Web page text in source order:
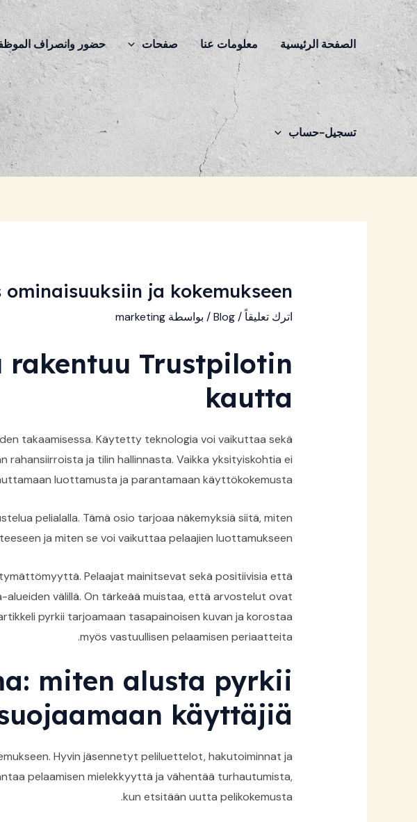
تخطي
إلى
المحتوى
الصفحة الرئيسية معلومات عنا صفحات حضور وانصراف
تسجيل-حساب
ja kokemukseen
اترك تعليقاً /
Blog/ بواسطة marketing
rakentuu Trustpilotin
kautta
takaamisessa. Käytetty teknologia voi vaikuttaa sekä
ja tilin hallinnasta. Vaikka yksityiskohtia ei
luottamusta ja parantamaan käyttökokemusta.
pelialalla. Tämä osio tarjoaa näkemyksiä siitä, miten
ja miten se voi vaikuttaa pelaajien luottamukseen.
Pelaajat mainitsevat sekä positiivisia että
alueiden välillä. On tärkeää muistaa, että arvostelut ovat
pyrkii tarjoamaan tasapainoisen kuvan ja korostaa
myös vastuullisen pelaamisen periaatteita.
miten alusta pyrkii
käyttäjiä
Hyvin jäsennetyt peliluettelot, hakutoiminnat ja
pelaamisen mielekkyyttä ja vähentää turhautumista,
kun etsitään uutta pelikokemusta.
Post
navigation